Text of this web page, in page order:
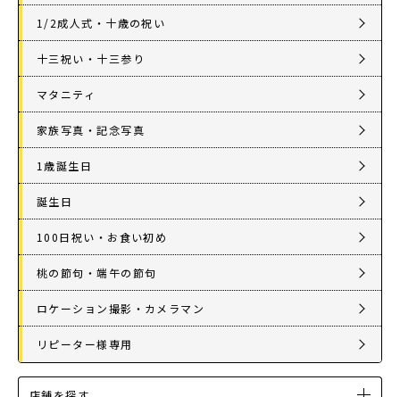
1/2成人式・十歳の祝い
十三祝い・十三参り
マタニティ
家族写真・記念写真
1歳誕生日
誕生日
100日祝い・お食い初め
桃の節句・端午の節句
ロケーション撮影・カメラマン
リピーター様専用